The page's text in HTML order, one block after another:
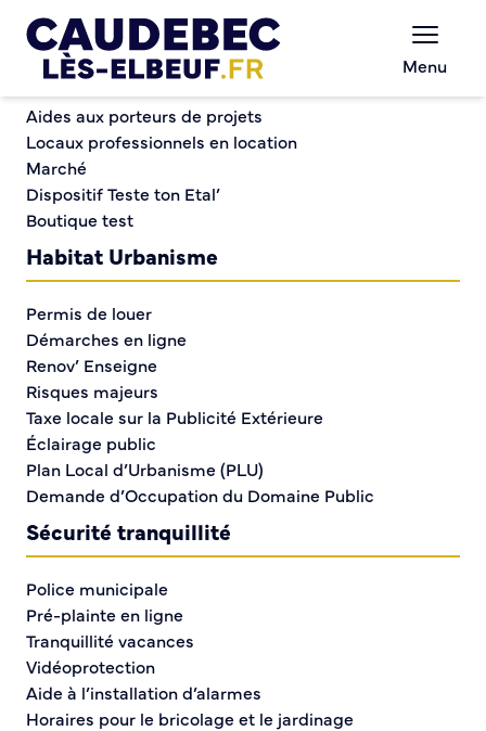
Menu
Elections Miss Eurorégion et Miss Espoir Normandie
Elections Miss
Eurorégion et Miss
Espoir Normandie
Miss Eurorégion et Miss Espoir Normandie
2023/2024
Chèques-cadeaux municipaux – Soutenez le
Aides aux porteurs de projets
Locaux professionnels en location
Marché
Dispositif Teste ton Etal’
Boutique test
Habitat Urbanisme
Permis de louer
Démarches en ligne
Renov’ Enseigne
Risques majeurs
Taxe locale sur la Publicité Extérieure
Éclairage public
Plan Local d’Urbanisme (PLU)
Demande d’Occupation du Domaine Public
Sécurité tranquillité
Police municipale
Pré-plainte en ligne
Tranquillité vacances
Vidéoprotection
Aide à l’installation d’alarmes
Horaires pour le bricolage et le jardinage